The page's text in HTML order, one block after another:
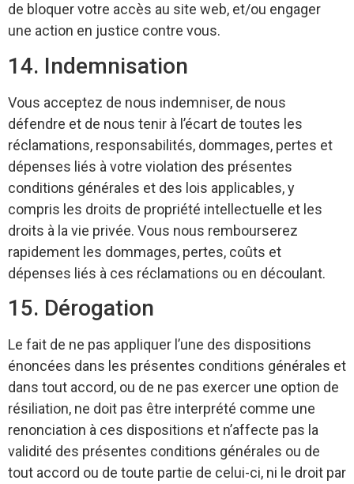
de bloquer votre accès au site web, et/ou engager
une action en justice contre vous.
14. Indemnisation
Vous acceptez de nous indemniser, de nous
défendre et de nous tenir à l’écart de toutes les
réclamations, responsabilités, dommages, pertes et
dépenses liés à votre violation des présentes
conditions générales et des lois applicables, y
compris les droits de propriété intellectuelle et les
droits à la vie privée. Vous nous rembourserez
rapidement les dommages, pertes, coûts et
dépenses liés à ces réclamations ou en découlant.
15. Dérogation
Le fait de ne pas appliquer l’une des dispositions
énoncées dans les présentes conditions générales et
dans tout accord, ou de ne pas exercer une option de
résiliation, ne doit pas être interprété comme une
renonciation à ces dispositions et n’affecte pas la
validité des présentes conditions générales ou de
tout accord ou de toute partie de celui-ci, ni le droit par